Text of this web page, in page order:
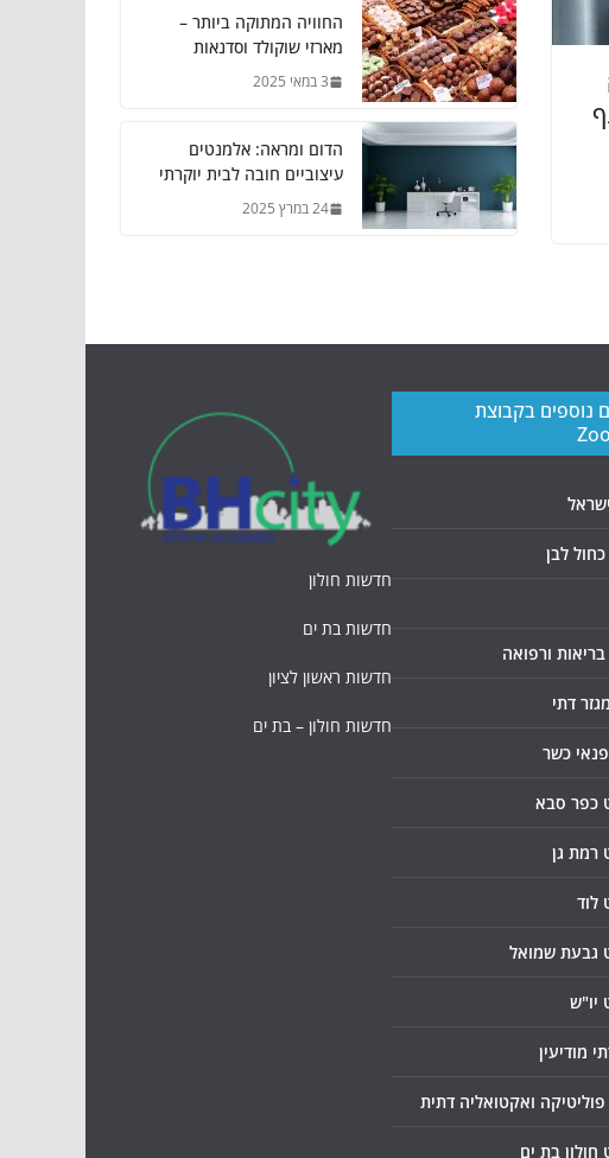
החוויה המתוקה ביותר –
מארזי שוקולד וסדנאות
3 במאי 2025
הדום ומראה: אלמנטים
עיצוביים חובה לבית יוקרתי
24 במרץ 2025
נוספים בקבוצת
לבן
ורפואה
דתי
כשר
כפר סבא
רמת גן
לוד
גבעת שמואל
יו"ש
מודיעין
ואקטואליה דתית
חולון בת ים
חדשות חולון
חדשות בת ים
חדשות ראשון לציון
חדשות חולון – בת ים